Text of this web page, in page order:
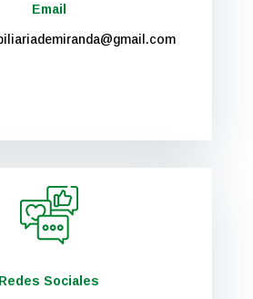
Email
Redes Sociales